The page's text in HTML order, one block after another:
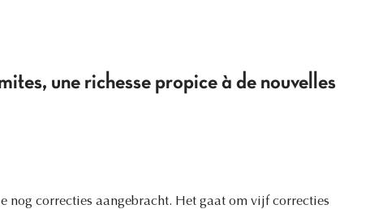
une richesse propice à de nouvelles
nog correcties aangebracht. Het gaat om vijf correcties